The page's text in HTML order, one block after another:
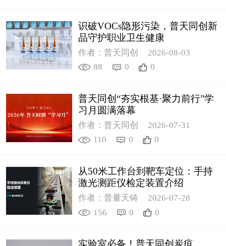
识破VOCs隐形污染，普天同创新
品守护职业卫生健康
作者：普天同创
2026-08-03
88
0 0
普天同创“夯实根基·聚力前行”学
习月圆满落幕
作者：普天同创
2026-07-31
110
0 0
从50米工作台到靶车定位：手持
激光测距仪检定装置介绍
作者：普量天铸
2026-07-28
156
0 0